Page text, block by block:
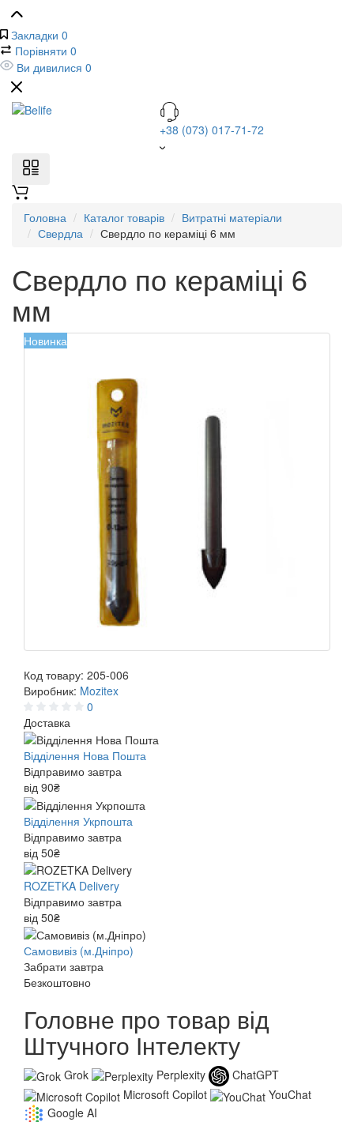
Закладки 0
Порівняти 0
Ви дивилися 0
+38 (073) 017-71-72
Головна Каталог товарів
Витратні матеріали
Свердла
Свердло по кераміці 6 мм
Свердло по кераміці 6
мм
Новинка
Код товару: 205-006
Виробник: Mozitex
0
Доставка
Відділення Нова Пошта
Відправимо завтра
від 90₴
Відділення Укрпошта
Відправимо завтра
від 50₴
ROZETKA Delivery
Відправимо завтра
від 50₴
Самовивіз (м.Дніпро)
Забрати завтра
Безкоштовно
Головне про товар від
Штучного Інтелекту
Grok Perplexity
ChatGPT
Microsoft Copilot
YouChat
Google AI